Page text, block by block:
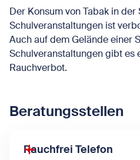
Der Konsum von Tabak in der
Schulveranstaltungen ist
Auch auf dem Gelände einer
Schulveranstaltungen gibt es
Rauchverbot.
Beratungsstellen
Rauchfrei Telefon